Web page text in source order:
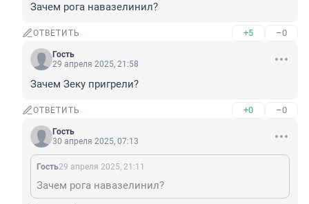
Зачем рога навазелинил?
ОТВЕТИТЬ +5 –0
Гость
29 апреля 2025, 21:58
Зачем Зеку пригрели?
ОТВЕТИТЬ +0 –0
Гость
30 апреля 2025, 07:13
Гость29 апреля 2025, 21:11
Зачем рога навазелинил?